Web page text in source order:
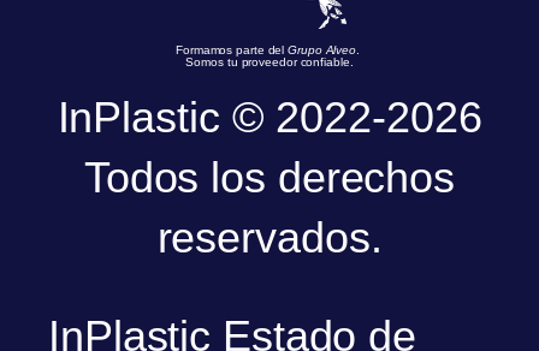
Formamos parte delGrupo Alveo.
Somos tu proveedor confiable.
InPlastic © 2022-2026
Todos los derechos
reservados.
InPlastic Estado de